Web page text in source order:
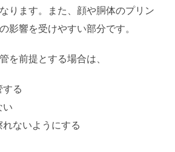
ります。また、顔や胴体のプリン
影響を受けやすい部分です。
を前提とする場合は、
する
い
ないようにする